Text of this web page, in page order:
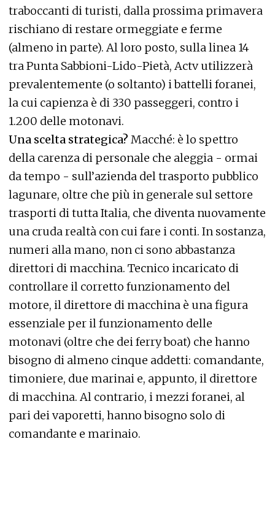
traboccanti di turisti, dalla prossima primavera
rischiano di restare ormeggiate e ferme
(almeno in parte). Al loro posto, sulla linea 14
tra Punta Sabbioni-Lido-Pietà, Actv utilizzerà
prevalentemente (o soltanto) i battelli foranei,
la cui capienza è di 330 passeggeri, contro i
1.200 delle motonavi.
Una scelta strategica? Macché: è lo spettro
della carenza di personale che aleggia - ormai
da tempo - sull’azienda del trasporto pubblico
lagunare, oltre che più in generale sul settore
trasporti di tutta Italia, che diventa nuovamente
una cruda realtà con cui fare i conti. In sostanza,
numeri alla mano, non ci sono abbastanza
direttori di macchina. Tecnico incaricato di
controllare il corretto funzionamento del
motore, il direttore di macchina è una figura
essenziale per il funzionamento delle
motonavi (oltre che dei ferry boat) che hanno
bisogno di almeno cinque addetti: comandante,
timoniere, due marinai e, appunto, il direttore
di macchina. Al contrario, i mezzi foranei, al
pari dei vaporetti, hanno bisogno solo di
comandante e marinaio.